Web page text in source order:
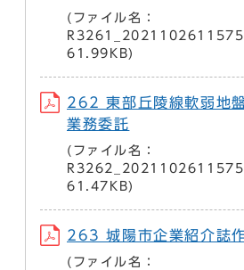
(ファイル名：
61.99KB)
262 東部丘陵線軟弱地
業務委託
(ファイル名：
61.47KB)
263 城陽市企業紹介誌
(ファイル名：